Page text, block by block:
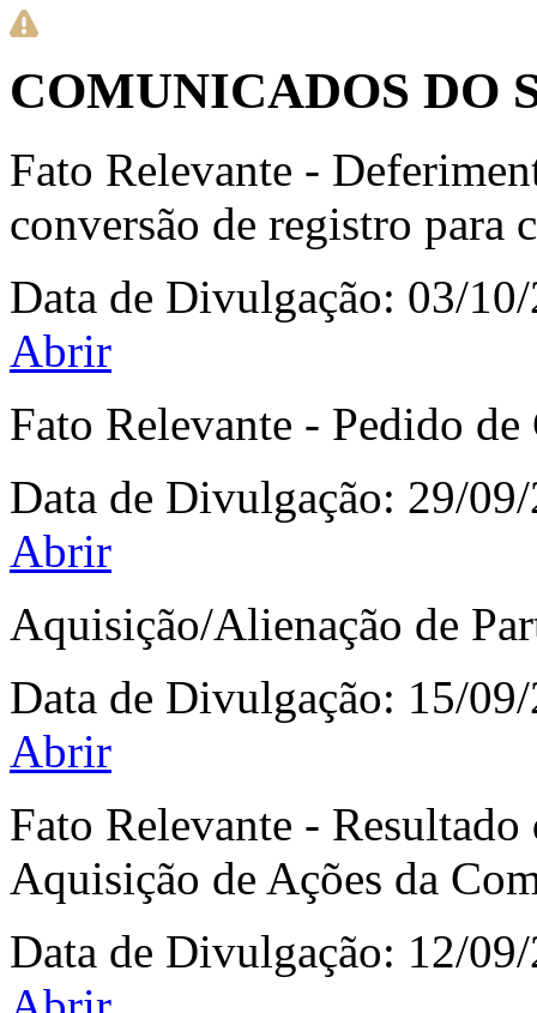
COMUNICADOS DO
Fato Relevante -
conversão de registro para
Data de Divulgação: 03/
Abrir
Fato Relevante - Pedido
Data de Divulgação: 29/
Abrir
Aquisição/Alienação de
Data de Divulgação: 15/
Abrir
Fato Relevante -
Aquisição de Ações da
Data de Divulgação: 12/